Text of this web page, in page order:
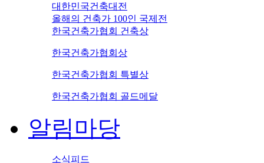
대한민국건축대전
올해의 건축가 100인 국제전
한국건축가협회 건축상
한국건축가협회상
한국건축가협회 특별상
한국건축가협회 골드메달
알림마당
소식피드